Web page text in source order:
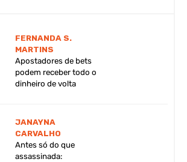
FERNANDA S.
MARTINS
Apostadores de bets
podem receber todo o
dinheiro de volta
JANAYNA
CARVALHO
Antes só do que
assassinada: